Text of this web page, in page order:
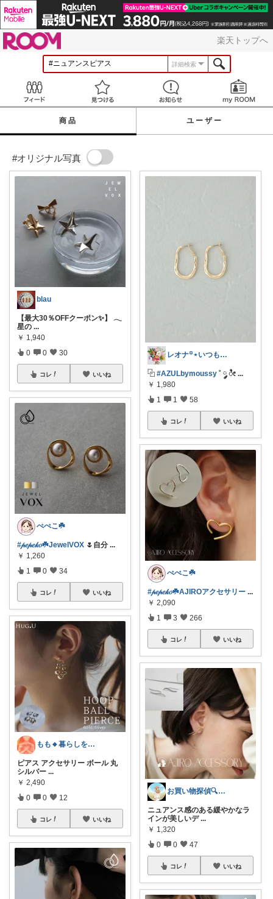
楽天トップへ
詳細検索
見つける お知らせ
商品 ユーザー
#オリジナル写真
blau
【最大30％OFFクーポン✨】 𓂃
星の ...
￥ 1,940
0 0 30
コレ いいね
ぺぺこ☘️
#𝓅𝑒𝓅𝑒𝓀𝑜☘️JewelVOX 🌷自分 ...
￥ 1,260
1 0 34
コレ いいね
もも🔸暮らしを充実させるものたち🔸
ピアス アクセサリー ボール 丸
シルバー ...
￥ 2,490
0 0 12
コレ いいね
レオナ꙳⋆いつもありがとうございます🌼
⿻ #AZULbymoussy ˚ ༘ ೀ ...
￥ 1,980
1 1 58
コレ いいね
ぺぺこ☘️
#𝓅𝑒𝓅𝑒𝓀𝑜☘️AJIROアクセサリー ...
￥ 2,090
1 3 266
コレ いいね
お買い物探偵🔍とんとん
ニュアンス感のある緩やかなラ
インが美しいデ ...
￥ 1,320
0 0 47
コレ いいね